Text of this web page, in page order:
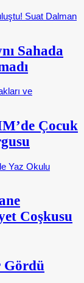
Sahada
Çocuk
Coşkusu
Gördü